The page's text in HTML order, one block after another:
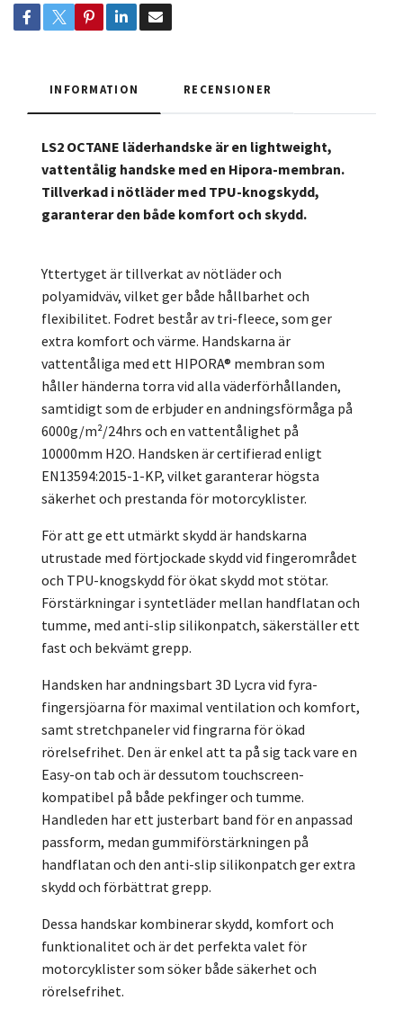
INFORMATION RECENSIONER
LS2 OCTANE läderhandske är en lightweight,
vattentålig handske med en Hipora-membran.
Tillverkad i nötläder med TPU-knogskydd,
garanterar den både komfort och skydd.
Yttertyget är tillverkat av nötläder och
polyamidväv, vilket ger både hållbarhet och
flexibilitet. Fodret består av tri-fleece, som ger
extra komfort och värme. Handskarna är
vattentåliga med ett HIPORA® membran som
håller händerna torra vid alla väderförhållanden,
samtidigt som de erbjuder en andningsförmåga på
6000g/m²/24hrs och en vattentålighet på
10000mm H2O. Handsken är certifierad enligt
EN13594:2015-1-KP, vilket garanterar högsta
säkerhet och prestanda för motorcyklister.
För att ge ett utmärkt skydd är handskarna
utrustade med förtjockade skydd vid fingerområdet
och TPU-knogskydd för ökat skydd mot stötar.
Förstärkningar i syntetläder mellan handflatan och
tumme, med anti-slip silikonpatch, säkerställer ett
fast och bekvämt grepp.
Handsken har andningsbart 3D Lycra vid fyra-
fingersjöarna för maximal ventilation och komfort,
samt stretchpaneler vid fingrarna för ökad
rörelsefrihet. Den är enkel att ta på sig tack vare en
Easy-on tab och är dessutom touchscreen-
kompatibel på både pekfinger och tumme.
Handleden har ett justerbart band för en anpassad
passform, medan gummiförstärkningen på
handflatan och den anti-slip silikonpatch ger extra
skydd och förbättrat grepp.
Dessa handskar kombinerar skydd, komfort och
funktionalitet och är det perfekta valet för
motorcyklister som söker både säkerhet och
rörelsefrihet.